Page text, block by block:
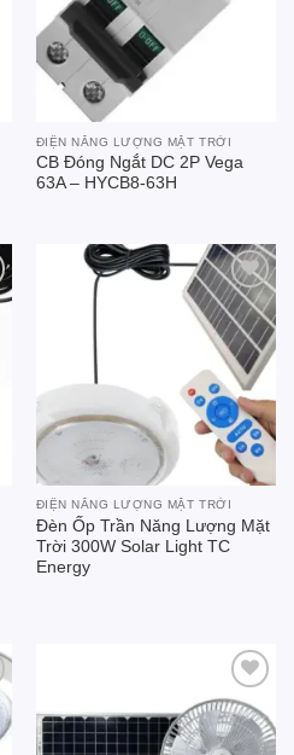
ĐIỆN NĂNG LƯỢNG MẶT TRỜI
CB Đóng Ngắt DC 2P Vega
63A – HYCB8-63H
Add to
wishlist
ĐIỆN NĂNG LƯỢNG MẶT TRỜI
Đèn Ốp Trần Năng Lượng Mặt
Trời 300W Solar Light TC
Energy
Add to
wishlist